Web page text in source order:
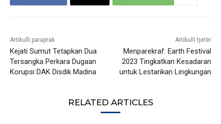
Artikulli paraprak
Kejati Sumut Tetapkan Dua
Tersangka Perkara Dugaan
Korupsi DAK Disdik Madina
Artikulli tjetër
Menparekraf: Earth Festival
2023 Tingkatkan Kesadaran
untuk Lestarikan Lingkungan
RELATED ARTICLES